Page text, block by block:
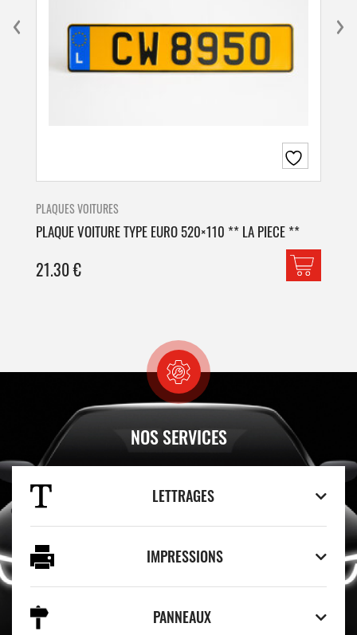
PLAQUES VOITURES
PLAQUE VOITURE TYPE EURO 520×110 ** LA PIECE **
21.30€
NOS SERVICES
LETTRAGES
IMPRESSIONS
PANNEAUX